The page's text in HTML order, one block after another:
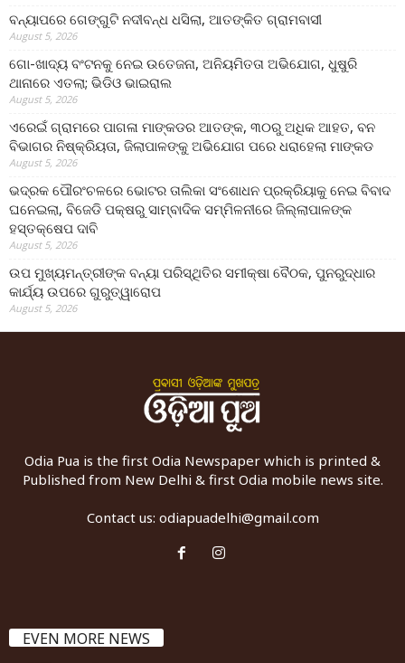
ବନ୍ୟାପରେ ଗେଙ୍ଗୁଟି ନଦୀବନ୍ଧ ଧସିଲା, ଆତଙ୍କିତ ଗ୍ରାମବାସୀ
August 5, 2026
ଗୋ-ଖାଦ୍ୟ ବଂଟନକୁ ନେଇ ଉତେଜନା, ଅନିୟମିତତା ଅଭିଯୋଗ, ଧୁଷୁରି
ଥାନାରେ ଏତଲା; ଭିଡିଓ ଭାଇରାଲ
August 5, 2026
ଏରେଇଁ ଗ୍ରାମରେ ପାଗଳା ମାଙ୍କଡର ଆତଙ୍କ, ୩୦ରୁ ଅଧିକ ଆହତ, ବନ
ବିଭାଗର ନିଷ୍କ୍ରିୟତା, ଜିଲାପାଳଙ୍କୁ ଅଭିଯୋଗ ପରେ ଧରାହେଲା ମାଙ୍କଡ
August 5, 2026
ଭଦ୍ରକ ପୌରଂଚଳରେ ଭୋଟର ତାଲିକା ସଂଶୋଧନ ପ୍ରକ୍ରିୟାକୁ ନେଇ ବିବାଦ
ଘନେଇଲା, ବିଜେଡି ପକ୍ଷରୁ ସାମ୍ବାଦିକ ସମ୍ମିଳନୀରେ ଜିଲ୍ଲାପାଳଙ୍କ
ହସ୍ତକ୍ଷେପ ଦାବି
August 5, 2026
ଉପ ମୁଖ୍ୟମନ୍ତ୍ରୀଙ୍କ ବନ୍ୟା ପରିସ୍ଥିତିର ସମୀକ୍ଷା ବୈଠକ, ପୁନରୁଦ୍ଧାର
କାର୍ଯ୍ୟ ଉପରେ ଗୁରୁତ୍ୱାରୋପ
August 5, 2026
Odia Pua is the first Odia Newspaper which is printed &
Published from New Delhi & first Odia mobile news site.
Contact us: odiapuadelhi@gmail.com
EVEN MORE NEWS